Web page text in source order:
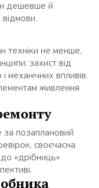
дешевше й
техніки не менше,
захист від
механічних впливів.
живлення
позаплановий
своєчасна
«дрібниць»